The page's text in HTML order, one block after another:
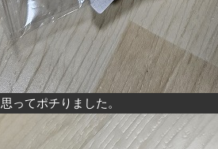
ってポチりました。